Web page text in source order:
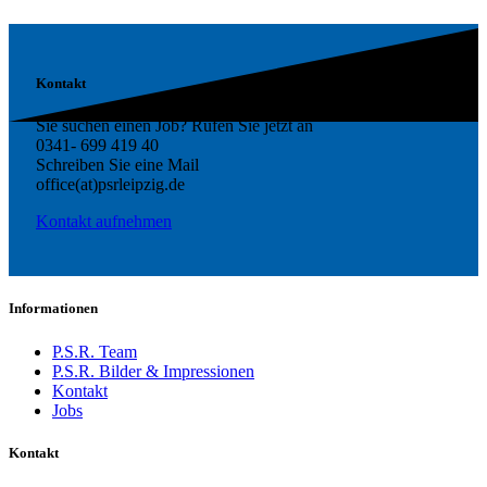
Kontakt
Sie suchen einen Job? Rufen Sie jetzt an
0341- 699 419 40
Schreiben Sie eine Mail
office(at)psrleipzig.de
Kontakt aufnehmen
Informationen
P.S.R. Team
P.S.R. Bilder & Impressionen
Kontakt
Jobs
Kontakt